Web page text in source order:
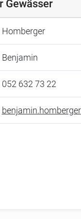
Gewässer
Homberger
Benjamin
052 632 73 22